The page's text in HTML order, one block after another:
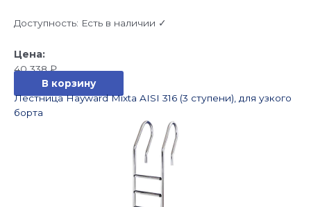
Доступность: Есть в наличии ✓
40 338₽
В корзину
Лестница Hayward Mixta AISI 316 (3 ступени), для узкого
борта